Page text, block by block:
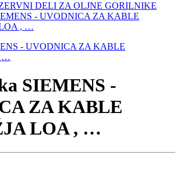
DELI ZA OLJNE GORILNIKE
- UVODNICA ZA KABLE
, …
SIEMENS -
ZA KABLE
LOA , …